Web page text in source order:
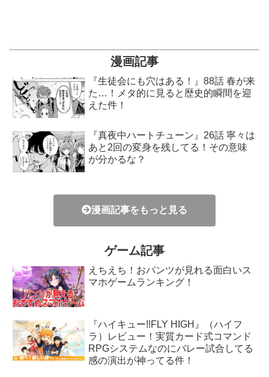
漫画記事
『生徒会にも穴はある！』88話 春が来
た…！メタ的に見ると歴史的瞬間を迎
えた件！
『真夜中ハートチューン』26話 寧々は
あと2回の変身を残してる！その意味
が分かるな？
漫画記事をもっと見る
ゲーム記事
えちえち！おパンツが見れる面白いス
マホゲームランキング！
『ハイキュー!!FLY HIGH』（ハイフ
ラ）レビュー！実質カード式コマンド
RPGシステムなのにバレー試合してる
感の演出が神ってる件！